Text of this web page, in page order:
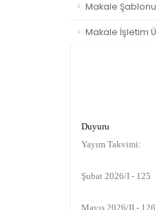
Makale Şablonu
Makale İşletim
Yayım Takvimi: